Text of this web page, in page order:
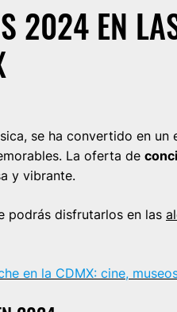
2024 EN
se ha convertido en un
La oferta de
y vibrante.
podrás disfrutarlos en las
en la CDMX: cine,